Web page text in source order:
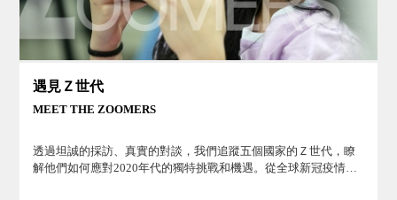
遇見Ｚ世代
MEET THE ZOOMERS
透過坦誠的採訪、真實的對談，我們追蹤五個國家的Ｚ世代，瞭
解他們如何應對2020年代的獨特挑戰和機遇。從全球新冠疫情到